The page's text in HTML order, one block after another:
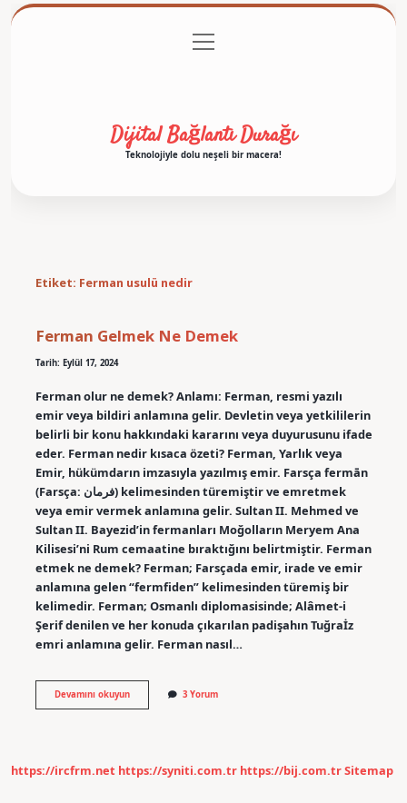
Gizlilik Politikası
menüyü
aç
Dijital Bağlantı Durağı
Teknolojiyle dolu neşeli bir macera!
Etiket: Ferman usulü nedir
Ferman Gelmek Ne Demek
Tarih: Eylül 17, 2024
Ferman olur ne demek? Anlamı: Ferman, resmi yazılı
emir veya bildiri anlamına gelir. Devletin veya yetkililerin
belirli bir konu hakkındaki kararını veya duyurusunu ifade
eder. Ferman nedir kısaca özeti? Ferman, Yarlık veya
Emir, hükümdarın imzasıyla yazılmış emir. Farsça fermān
(Farsça: فرمان) kelimesinden türemiştir ve emretmek
veya emir vermek anlamına gelir. Sultan II. Mehmed ve
Sultan II. Bayezid’in fermanları Moğolların Meryem Ana
Kilisesi’ni Rum cemaatine bıraktığını belirtmiştir. Ferman
etmek ne demek? Ferman; Farsçada emir, irade ve emir
anlamına gelen “fermfiden” kelimesinden türemiş bir
kelimedir. Ferman; Osmanlı diplomasisinde; Alâmet-i
Şerif denilen ve her konuda çıkarılan padişahın Tuğraİz
emri anlamına gelir. Ferman nasıl…
Devamını okuyunFerman
Gelmek
3 Yorum
https://ircfrm.net https://syniti.com.tr https://bij.com.trSitemap